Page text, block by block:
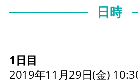
日時
1日目
2019年11月29日(金)